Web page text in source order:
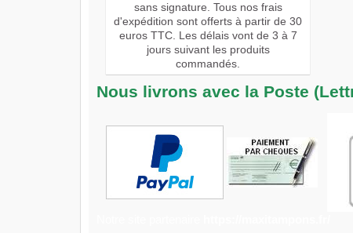
sans signature. Tous nos frais
d'expédition sont offerts à partir de 30
euros TTC. Les délais vont de 3 à 7
jours suivant les produits
commandés.
Nous livrons avec la Poste